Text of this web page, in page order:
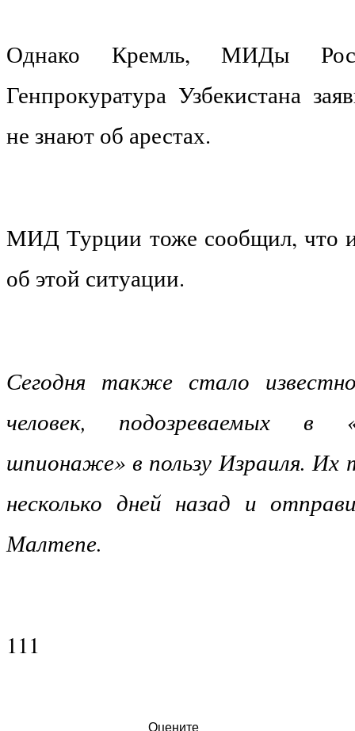
Однако Кремль, МИДы
Генпрокуратура Узбекистана
не знают об арестах.
МИД Турции тоже сообщил, что
об этой ситуации.
Сегодня также стало
человек, подозреваемых в
шпионаже» в пользу Израиля.
несколько дней назад и
Малтепе.
111
Оцените